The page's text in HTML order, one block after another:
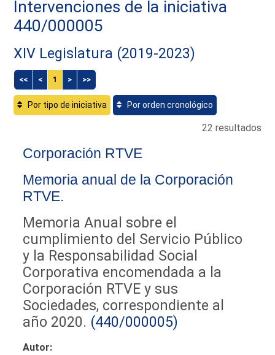
Intervenciones de la iniciativa
440/000005
XIV Legislatura (2019-2023)
<< < 1 > >>
Por tipo de iniciativa Por orden cronológico
22 resultados
Corporación RTVE
Memoria anual de la Corporación
RTVE.
Memoria Anual sobre el
cumplimiento del Servicio Público
y la Responsabilidad Social
Corporativa encomendada a la
Corporación RTVE y sus
Sociedades, correspondiente al
año 2020. (440/000005)
Autor: